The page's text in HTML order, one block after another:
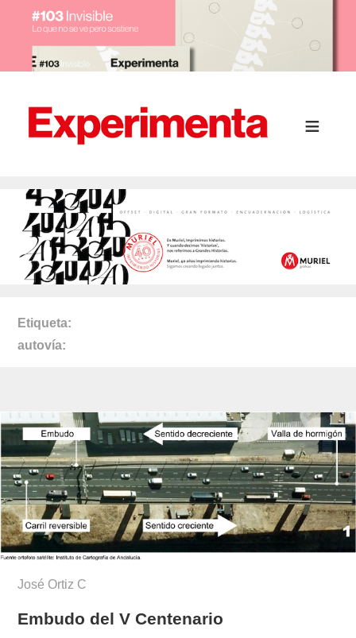
Etiqueta
autovía
José Ortiz C
Embudo del V Centenario